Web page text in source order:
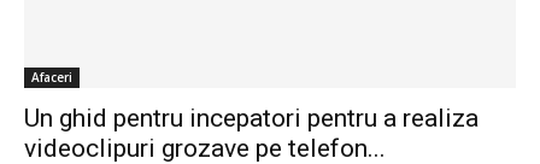
Afaceri
Un ghid pentru incepatori pentru a realiza
videoclipuri grozave pe telefon...